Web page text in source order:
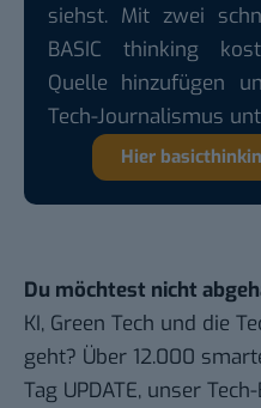
siehst. Mit zwei
BASIC thinking
Quelle hinzufügen
Tech-Journalismus
Hier
Du möchtest nicht
KI, Green Tech und die
geht? Über 12.000
Tag UPDATE, unser